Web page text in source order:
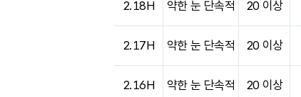
2.18H 약한 눈 단속적 20 이상
2.17H 약한 눈 단속적 20 이상
2.16H 약한 눈 단속적 20 이상